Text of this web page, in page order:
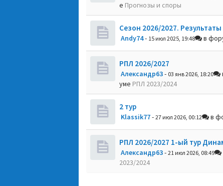
е Прогнозы и споры
Сезон 2026/2027.
Andy74- 15 июл 2025, 19:48 в
РПЛ 2026/2027
Александр63- 03 янв 2026, 18:20
уме РПЛ 2023/2024
2 тур
Klassik77- 27 июл 2026, 00:12 в
РПЛ 2026/2027 1-ый тур
Александр63- 21 июл 2026, 08:49
2023/2024